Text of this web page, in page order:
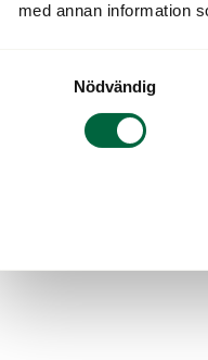
med annan information
Nödvändig